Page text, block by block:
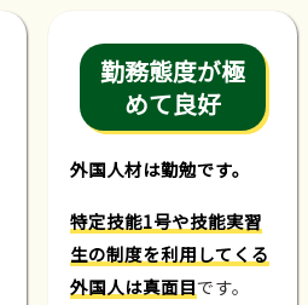
勤務態度が極
めて良好
外国人材は勤勉です。
特定技能1号や技能実習
生の制度を利用してくる
外国人は真面目です。